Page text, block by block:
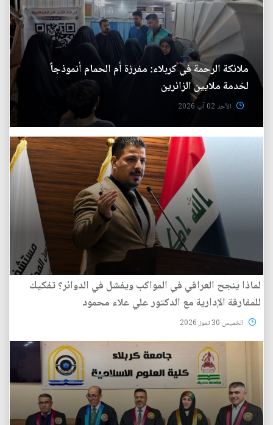
ملائكة الرحمة في كربلاء: مفرزة أم الحمام أنموذجاً
لخدمة ملايين الزائرين
الأحد 02 آب 2026
لماذا ينجح العراقي في المواكب ويفشل في الدوائر؟ تفكيك
للمفارقة الإدارية مع الدكتور علي علاء محمود
الخميس 30 تموز 2026